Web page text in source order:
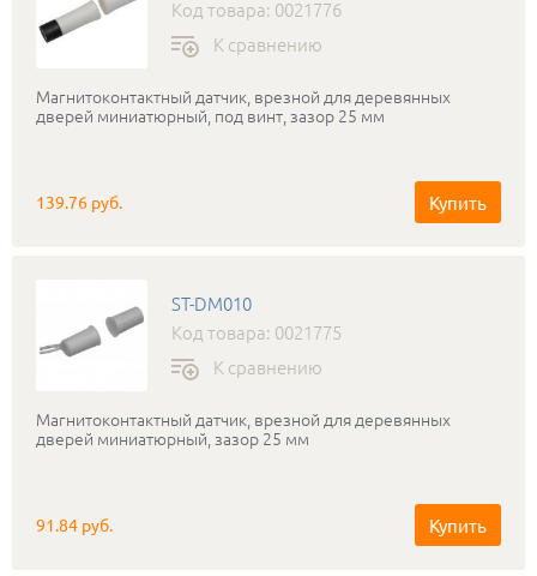
Код товара: 0021776
К сравнению
Магнитоконтактный датчик, врезной для деревянных
дверей миниатюрный, под винт, зазор 25 мм
139.76 руб. Купить
ST-DM010
Код товара: 0021775
К сравнению
Магнитоконтактный датчик, врезной для деревянных
дверей миниатюрный, зазор 25 мм
91.84 руб. Купить